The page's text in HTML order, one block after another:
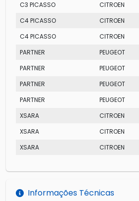
C3 PICASSO
CITROEN
C4 PICASSO
CITROEN
C4 PICASSO
CITROEN
PARTNER
PEUGEOT
PARTNER
PEUGEOT
PARTNER
PEUGEOT
PARTNER
PEUGEOT
XSARA
CITROEN
XSARA
CITROEN
XSARA
CITROEN
Informações Técnicas